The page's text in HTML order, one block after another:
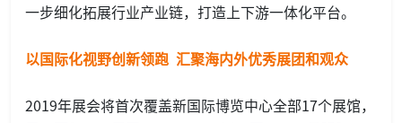
一步细化拓展行业产业链，打造上下游一体化平台。
以国际化视野创新领跑 汇聚海内外优秀展团和观众
2019年展会将首次覆盖新国际博览中心全部17个展馆，